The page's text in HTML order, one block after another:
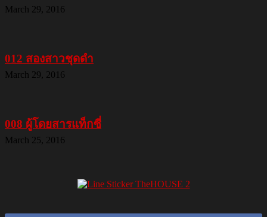
March 29, 2016
012 สองสาวชุดดำ
March 29, 2016
008 ผู้โดยสารแท็กซี่
March 25, 2016